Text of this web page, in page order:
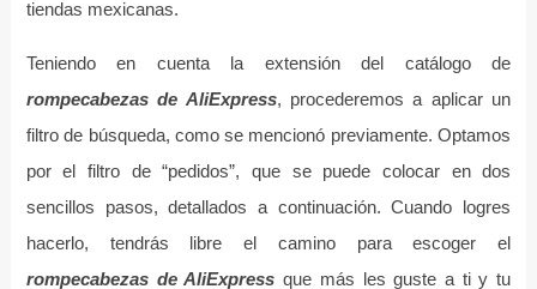
tiendas mexicanas.
Teniendo en cuenta la extensión del catálogo de
rompecabezas de AliExpress, procederemos a aplicar un
filtro de búsqueda, como se mencionó previamente. Optamos
por el filtro de “pedidos”, que se puede colocar en dos
sencillos pasos, detallados a continuación. Cuando logres
hacerlo, tendrás libre el camino para escoger el
rompecabezas de AliExpress que más les guste a ti y tu